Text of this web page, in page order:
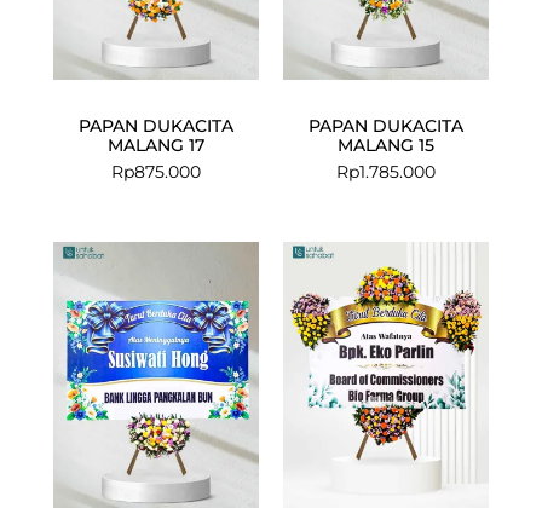
PAPAN DUKACITA
MALANG 17
Rp875.000
PAPAN DUKACITA
MALANG 15
Rp1.785.000